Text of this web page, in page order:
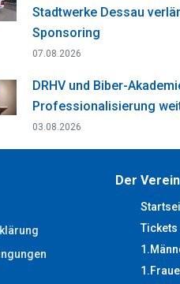
Stadtwerke Dessau
Sponsoring
07.08.2026
DRHV und Biber-
Professionalisierung
03.08.2026
Der Verein
Tickets